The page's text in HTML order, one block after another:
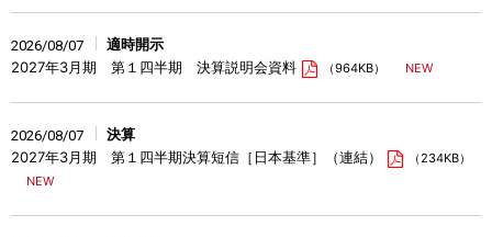
2026/08/07
適時開示
2027年3月期 第１四半期 決算説明会資料
（964KB）
2026/08/07
決算
2027年3月期 第１四半期決算短信［日本基準］（連結）
（234KB）